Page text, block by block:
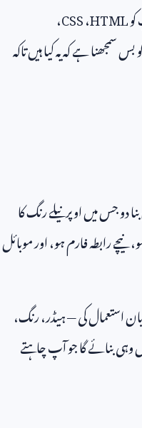
HTML،CSS،
سمجھنا ہے کہ یہ کیا ہیں تاکہ
دو جس میں اوپر نیلے رنگ کا
رابطہ فارم ہو، اور موبائل
استعمال کی — ہیڈر، رنگ،
وہی بنائے گا جو آپ چاہتے